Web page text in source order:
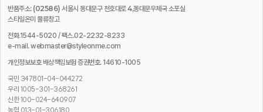
반품주소: (02586) 서울시 동대문구 천호대로 4,동대문우체국 소포실
스타일온미 물류창고
전화.1544-5020 / 팩스.02-2232-8233
e-mail. webmaster@styleonme.com
개인정보보호 배상책임보험 증권번호. 14610-1005
국민 347801-04-044272
우리 1005-301-368261
신한 100-024-640907
농협 013-01-306180